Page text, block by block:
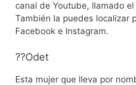
canal de Youtube, llamado
También la puedes localizar
Facebook e Instagram.
?‍?Odet
Esta mujer que lleva por